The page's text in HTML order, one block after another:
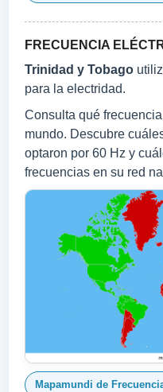
FRECUENCIA
Trinidad y Tobago
para la electridad.
Consulta qué
mundo. Descubre
optaron por 60 Hz y
frecuencias en su red
Mapamundi de